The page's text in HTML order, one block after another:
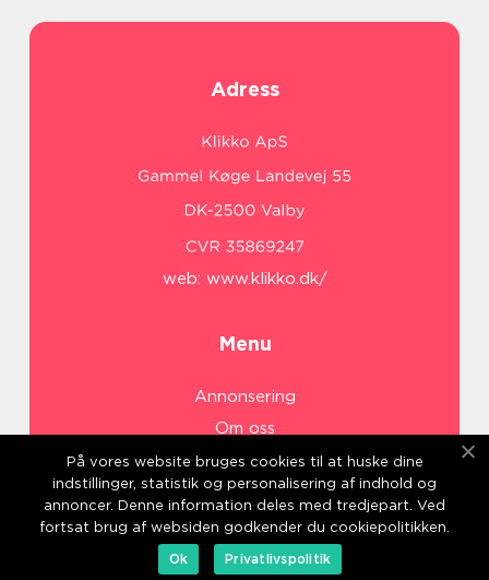
Adress
web: www.klikko.dk/
Menu
Annonsering
Om oss
Cookies
Kontakta oss
Sitemap
På vores website bruges cookies til at huske dine
indstillinger, statistik og personalisering af indhold og
annoncer. Denne information deles med tredjepart. Ved
fortsat brug af websiden godkender du cookiepolitikken.
Ok
Privatlivspolitik